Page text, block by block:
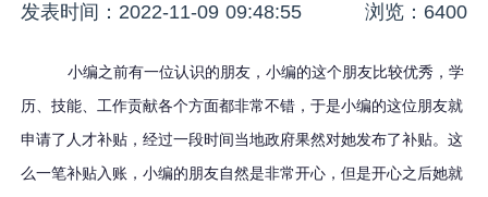
发表时间：2022-11-09 09:48:55 浏览：6400
小编之前有一位认识的朋友，小编的这个朋友比较优秀，学
历、技能、工作贡献各个方面都非常不错，于是小编的这位朋友就
申请了人才补贴，经过一段时间当地政府果然对她发布了补贴。这
么一笔补贴入账，小编的朋友自然是非常开心，但是开心之后她就